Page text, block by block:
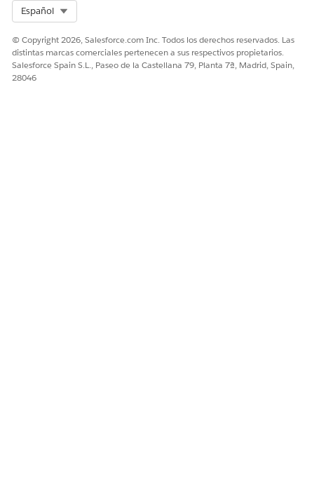
Español
© Copyright 2026, Salesforce.com Inc. Todos los derechos reservados. Las
distintas marcas comerciales pertenecen a sus respectivos propietarios.
Salesforce Spain S.L., Paseo de la Castellana 79, Planta 7ª, Madrid, Spain,
28046